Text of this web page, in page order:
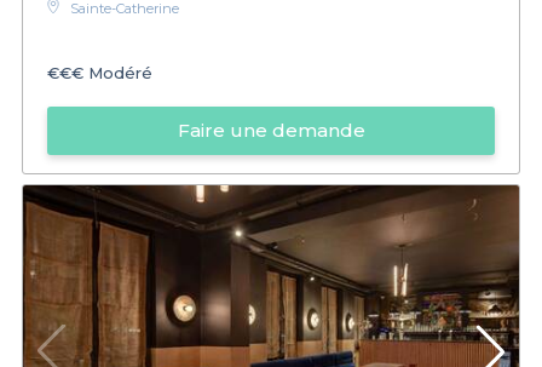
Sainte-Catherine
€€€ Modéré
Faire une demande